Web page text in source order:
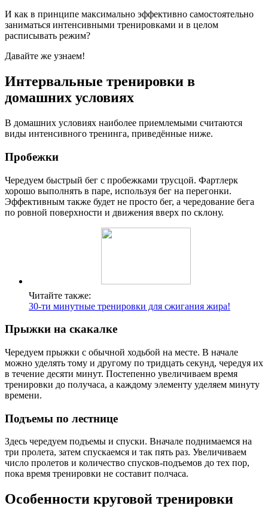
И как в принципе максимально эффективно самостоятельно
заниматься интенсивными тренировками и в целом
расписывать режим?
Давайте же узнаем!
Интервальные тренировки в
домашних условиях
В домашних условиях наиболее приемлемыми считаются
виды интенсивного тренинга, приведённые ниже.
Пробежки
Чередуем быстрый бег с пробежками трусцой. Фартлерк
хорошо выполнять в паре, используя бег на перегонки.
Эффективным также будет не просто бег, а чередование бега
по ровной поверхности и движения вверх по склону.
Читайте также:
30-ти минутные тренировки для сжигания жира!
Прыжки на скакалке
Чередуем прыжки с обычной ходьбой на месте. В начале
можно уделять тому и другому по тридцать секунд, чередуя их
в течение десяти минут. Постепенно увеличиваем время
тренировки до получаса, а каждому элементу уделяем минуту
времени.
Подъемы по лестнице
Здесь чередуем подъемы и спуски. Вначале поднимаемся на
три пролета, затем спускаемся и так пять раз. Увеличиваем
число пролетов и количество спусков-подъемов до тех пор,
пока время тренировки не составит полчаса.
Особенности круговой тренировки